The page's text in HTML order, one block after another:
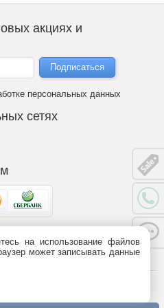
акциях и
персональных данных
сетях
437 ГК РФ). Информация о
работы.
на использование файлов
может записывать данные